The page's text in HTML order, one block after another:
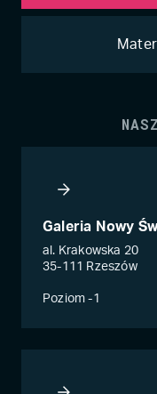
Galeria Nowy
al. Krakowska 20
35-111 Rzeszów
Poziom -1